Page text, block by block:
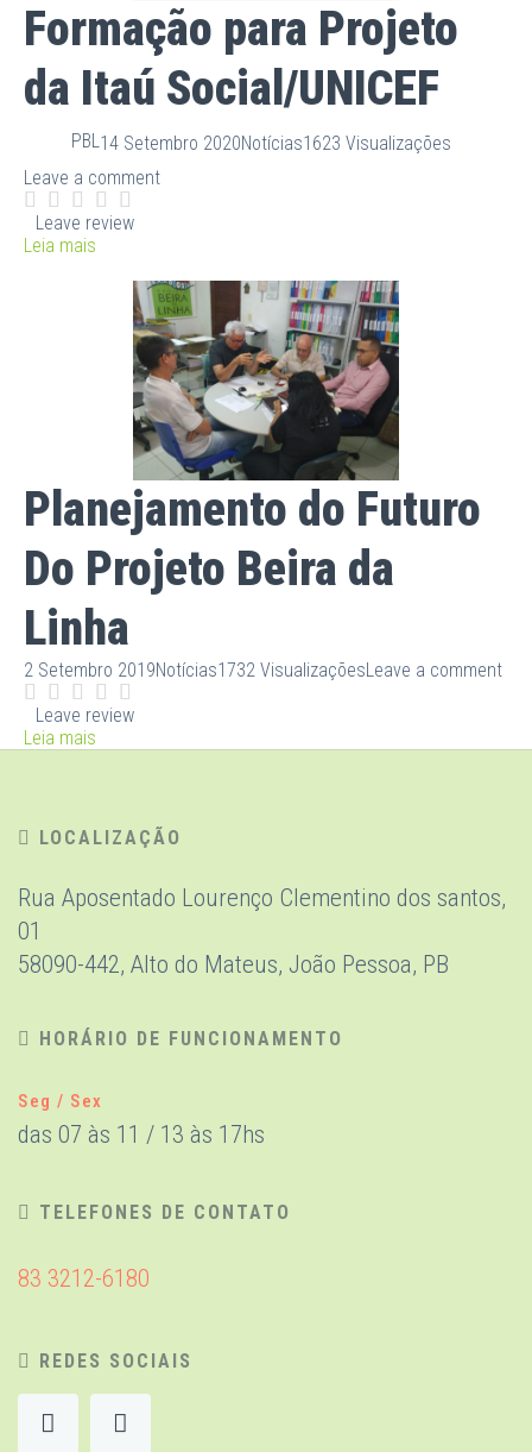
Formação para Projeto
da Itaú Social/UNICEF
PBL14 Setembro 2020Notícias1623 Visualizações
Leave a comment
Leave review
Leia mais
Planejamento do Futuro
Do Projeto Beira da
Linha
2 Setembro 2019Notícias1732 VisualizaçõesLeave a comment
Leave review
Leia mais
LOCALIZAÇÃO
Rua Aposentado Lourenço Clementino dos santos,
01
58090-442, Alto do Mateus, João Pessoa, PB
HORÁRIO DE FUNCIONAMENTO
Seg / Sex
das 07 às 11 / 13 às 17hs
TELEFONES DE CONTATO
83 3212-6180
REDES SOCIAIS